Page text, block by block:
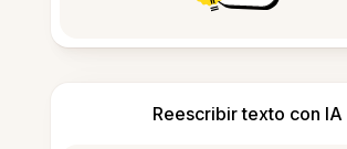
Reescribir texto con IA